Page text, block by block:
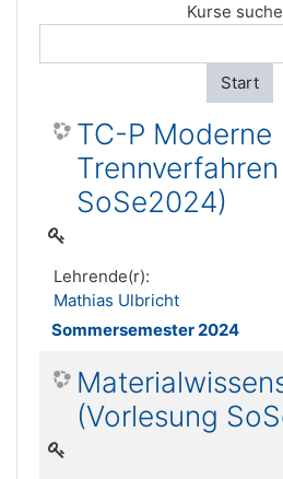
Kurse
Start
TC-P Moderne
SoSe2024)
Lehrende(r):
Mathias Ulbricht
Sommersemester 2024
(Vorlesung